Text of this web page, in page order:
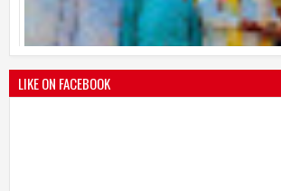
श्री मल्लिकार्जुन प्रशालेकडून उमाकांत गाढवे यांचा सत्कार
Mar
LIKE ON FACEBOOK